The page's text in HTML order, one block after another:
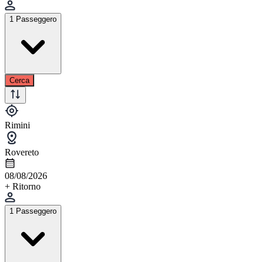
1 Passeggero
Cerca
Rimini
Rovereto
08/08/2026
+ Ritorno
1 Passeggero